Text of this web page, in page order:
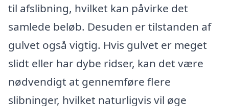
til afslibning, hvilket kan påvirke det
samlede beløb. Desuden er tilstanden af
gulvet også vigtig. Hvis gulvet er meget
slidt eller har dybe ridser, kan det være
nødvendigt at gennemføre flere
slibninger, hvilket naturligvis vil øge